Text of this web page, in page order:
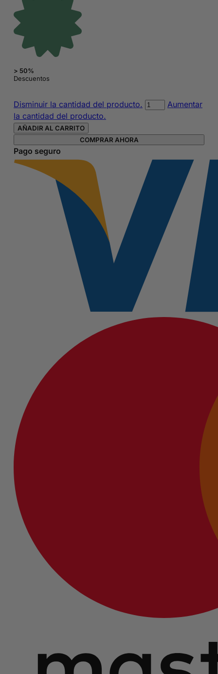
> 50%
Descuentos
Disminuir la cantidad del producto. Esmalte
para
Uñas
Esencial
cantidad
Aumentar
la cantidad del producto.
AÑADIR AL CARRITO
COMPRAR AHORA
Pago seguro